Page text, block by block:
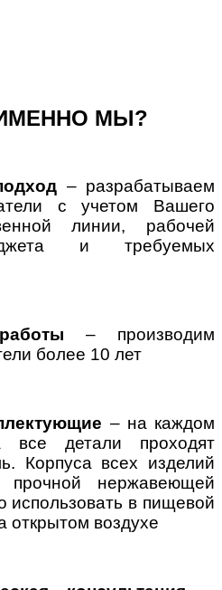
МЫ?
–разрабатываем
с учетом Вашего
линии, рабочей
и требуемых
– производим
более 10 лет
–на каждом
все детали проходят
Корпуса всех изделий
прочной нержавеющей
использовать в пищевой
воздухе